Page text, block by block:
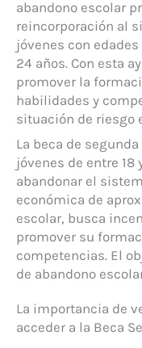
abandono escolar
reincorporación al
jóvenes con
24 años. Con esta
promover la
habilidades y
situación de riesgo
La beca de
jóvenes de entre 18
abandonar el
económica de
escolar, busca
promover su
competencias. El
de abandono
La importancia de
acceder a la Beca